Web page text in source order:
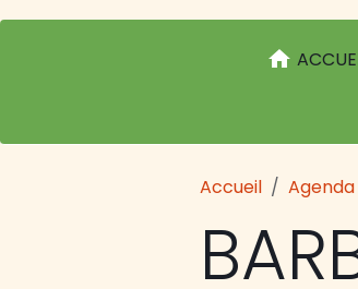
Accueil Agenda